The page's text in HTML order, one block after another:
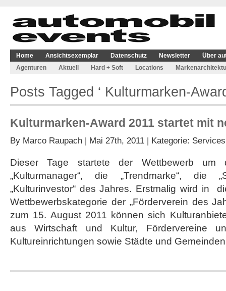
Home Ansichtsexemplar Datenschutz Newsletter
Über
Agenturen
Aktuell Hard + Soft Locations
Posts Tagged ‘ Kulturmarken-
Kulturmarken-Award 2011 startet mit
By Marco Raupach | Mai 27th, 2011 | Kategorie: Services
Dieser Tage startete der Wettbewerb um
„Kulturmanager“, die „Trendmarke“, die
„Kulturinvestor“ des Jahres. Erstmalig wird in
Wettbewerbskategorie der „Förderverein des
zum 15. August 2011 können sich
aus Wirtschaft und Kultur, Fördervereine
Kultureinrichtungen sowie Städte und